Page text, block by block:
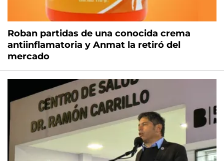
Roban partidas de una conocida crema
antiinflamatoria y Anmat la retiró del
mercado